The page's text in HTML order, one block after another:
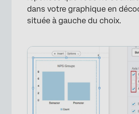
dans votre graphique en
située à gauche du choix.